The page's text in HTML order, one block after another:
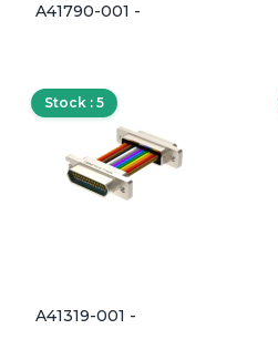
A41790-001 -
Stock : 5
A41319-001 -